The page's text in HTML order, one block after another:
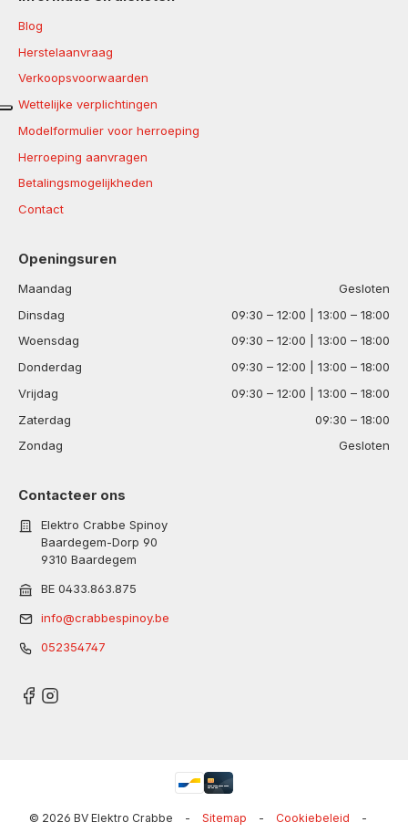
Blog
Herstelaanvraag
Verkoopsvoorwaarden
Wettelijke verplichtingen
Modelformulier voor herroeping
Herroeping aanvragen
Betalingsmogelijkheden
Contact
Openingsuren
Maandag
Gesloten
Dinsdag
09:30 – 12:00 | 13:00 – 18:00
Woensdag
09:30 – 12:00 | 13:00 – 18:00
Donderdag
09:30 – 12:00 | 13:00 – 18:00
Vrijdag
09:30 – 12:00 | 13:00 – 18:00
Zaterdag
09:30 – 18:00
Zondag
Gesloten
Contacteer ons
Elektro Crabbe Spinoy
Baardegem-Dorp 90
9310 Baardegem
BE 0433.863.875
info@crabbespinoy.be
052354747
© 2026 BV Elektro Crabbe - Sitemap - Cookiebeleid -